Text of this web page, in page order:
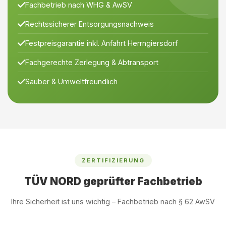
Fachbetrieb nach WHG & AwSV
Rechtssicherer Entsorgungsnachweis
Festpreisgarantie inkl. Anfahrt Herrngiersdorf
Fachgerechte Zerlegung & Abtransport
Sauber & Umweltfreundlich
ZERTIFIZIERUNG
TÜV NORD geprüfter Fachbetrieb
Ihre Sicherheit ist uns wichtig – Fachbetrieb nach § 62 AwSV